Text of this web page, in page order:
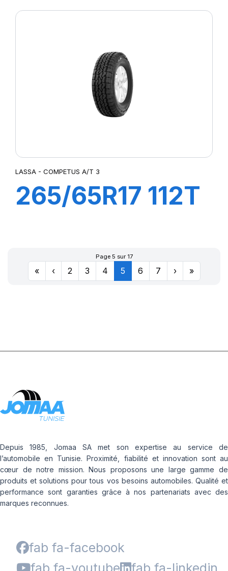
LASSA - COMPETUS A/T 3
265/65R17 112T
3
Page 5 sur 17
« ‹ 2 3 4 5 6 7 › »
Depuis 1985, Jomaa SA met son expertise au service de
l’automobile en Tunisie. Proximité, fiabilité et innovation sont au
cœur de notre mission. Nous proposons une large gamme de
produits et solutions pour tous vos besoins automobiles. Qualité et
performance sont garanties grâce à nos partenariats avec des
marques reconnues.
fab fa-facebook
fab fa-youtube
fab fa-linkedin